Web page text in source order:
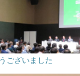
ございました